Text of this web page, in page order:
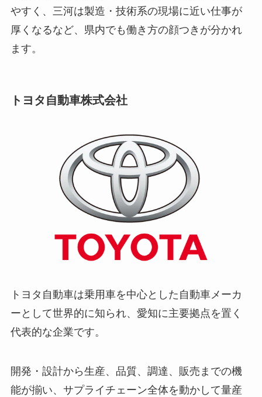
やすく、三河は製造・技術系の現場に近い仕事が
厚くなるなど、県内でも働き方の顔つきが分かれ
ます。
トヨタ自動車株式会社
トヨタ自動車は乗用車を中心とした自動車メーカ
ーとして世界的に知られ、愛知に主要拠点を置く
代表的な企業です。
開発・設計から生産、品質、調達、販売までの機
能が揃い、サプライチェーン全体を動かして量産